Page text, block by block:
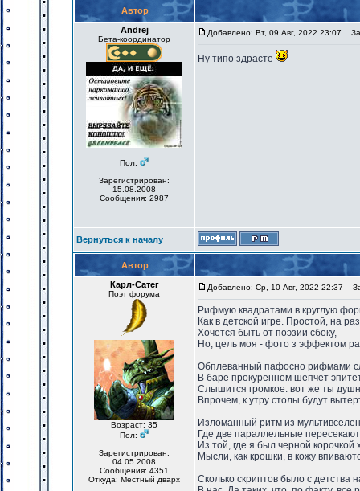
Автор
Andrej
Бета-координатор
Пол:
Зарегистрирован:
15.08.2008
Сообщения: 2987
Добавлено: Вт, 09 Авг, 2022 23:07
Ну типо здрасте
Вернуться к началу
Автор
Карл-Сатег
Поэт форума
Возраст: 35
Пол:
Зарегистрирован:
04.05.2008
Сообщения: 4351
Откуда: Местный дварх
Добавлено: Ср, 10 Авг, 2022 22:37
Рифмую квадратами в круглую
Как в детской игре. Простой, на
Хочется быть от поэзии сбоку,
Но, цель моя - фото з эффектом
Обплеванный пафосно рифмами
В баре прокуренном шепчет
Слышится громкое: вот же ты
Впрочем, к утру столы будут
Изломанный ритм из
Где две параллельные
Из той, где я был черной корочкой
Мысли, как крошки, в кожу
Сколько скриптов было с детства